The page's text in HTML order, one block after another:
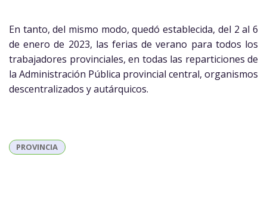
En tanto, del mismo modo, quedó establecida, del 2 al 6
de enero de 2023, las ferias de verano para todos los
trabajadores provinciales, en todas las reparticiones de
la Administración Pública provincial central, organismos
descentralizados y autárquicos.
PROVINCIA